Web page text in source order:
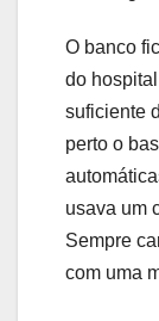
O banco
do
suficiente
perto o
usava um
Sempre
com uma